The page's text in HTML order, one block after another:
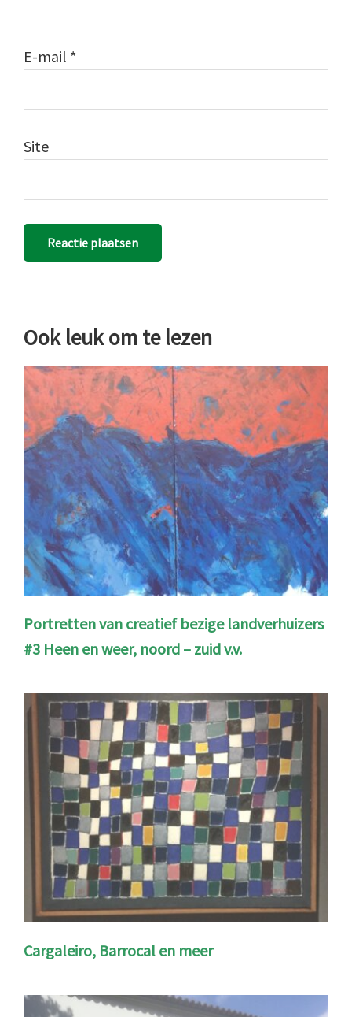
E-mail *
Site
Ook leuk om te lezen
Portretten van creatief bezige landverhuizers
#3 Heen en weer, noord – zuid v.v.
Cargaleiro, Barrocal en meer